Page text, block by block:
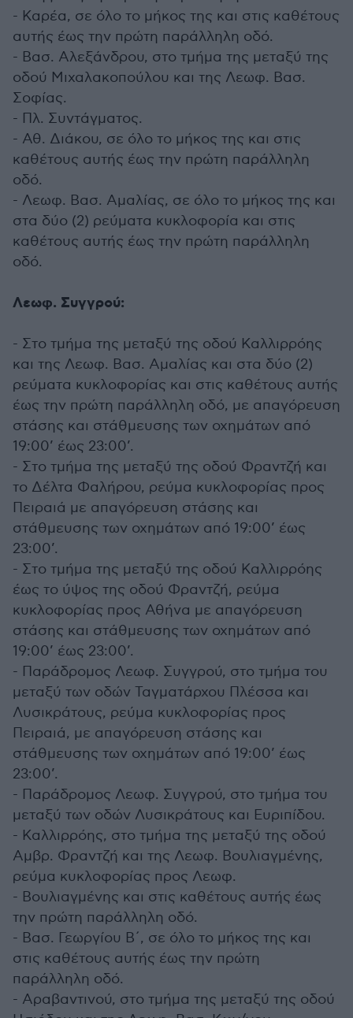
- Καρέα, σε όλο το μήκος της και στις καθέτους
αυτής έως την πρώτη παράλληλη οδό.
- Βασ. Αλεξάνδρου, στο τμήμα της μεταξύ της
οδού Μιχαλακοπούλου και της Λεωφ. Βασ.
Σοφίας.
- Πλ. Συντάγματος.
- Αθ. Διάκου, σε όλο το μήκος της και στις
καθέτους αυτής έως την πρώτη παράλληλη
οδό.
- Λεωφ. Βασ. Αμαλίας, σε όλο το μήκος της και
στα δύο (2) ρεύματα κυκλοφορία και στις
καθέτους αυτής έως την πρώτη παράλληλη
οδό.
Λεωφ. Συγγρού:
- Στο τμήμα της μεταξύ της οδού Καλλιρρόης
και της Λεωφ. Βασ. Αμαλίας και στα δύο (2)
ρεύματα κυκλοφορίας και στις καθέτους αυτής
έως την πρώτη παράλληλη οδό, με απαγόρευση
στάσης και στάθμευσης των οχημάτων από
19:00’ έως 23:00’.
- Στο τμήμα της μεταξύ της οδού Φραντζή και
το Δέλτα Φαλήρου, ρεύμα κυκλοφορίας προς
Πειραιά με απαγόρευση στάσης και
στάθμευσης των οχημάτων από 19:00’ έως
23:00’.
- Στο τμήμα της μεταξύ της οδού Καλλιρρόης
έως το ύψος της οδού Φραντζή, ρεύμα
κυκλοφορίας προς Αθήνα με απαγόρευση
στάσης και στάθμευσης των οχημάτων από
19:00’ έως 23:00’.
- Παράδρομος Λεωφ. Συγγρού, στο τμήμα του
μεταξύ των οδών Ταγματάρχου Πλέσσα και
Λυσικράτους, ρεύμα κυκλοφορίας προς
Πειραιά, με απαγόρευση στάσης και
στάθμευσης των οχημάτων από 19:00’ έως
23:00’.
- Παράδρομος Λεωφ. Συγγρού, στο τμήμα του
μεταξύ των οδών Λυσικράτους και Ευριπίδου.
- Καλλιρρόης, στο τμήμα της μεταξύ της οδού
Αμβρ. Φραντζή και της Λεωφ. Βουλιαγμένης,
ρεύμα κυκλοφορίας προς Λεωφ.
- Βουλιαγμένης και στις καθέτους αυτής έως
την πρώτη παράλληλη οδό.
- Βασ. Γεωργίου Β΄, σε όλο το μήκος της και
στις καθέτους αυτής έως την πρώτη
παράλληλη οδό.
- Αραβαντινού, στο τμήμα της μεταξύ της οδού